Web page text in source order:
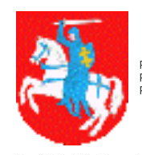
treści
Przejdź
treści